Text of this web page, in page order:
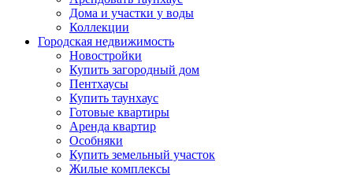
Дома и участки у воды
Коллекции
Городская недвижимость
Новостройки
Купить загородный дом
Пентхаусы
Купить таунхаус
Готовые квартиры
Аренда квартир
Особняки
Купить земельный участок
Жилые комплексы